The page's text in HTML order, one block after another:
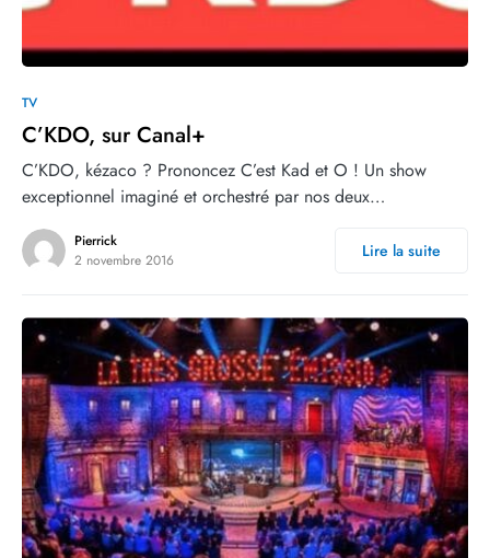
TV
C’KDO, sur Canal+
C’KDO, kézaco ? Prononcez C’est Kad et O ! Un show
exceptionnel imaginé et orchestré par nos deux…
Pierrick
2 novembre 2016
Lire la suite